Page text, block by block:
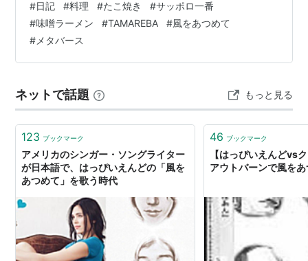
_20260514 （たこ焼きでしゅ。） Second LifeにINして
TAMAREBAさんにお邪魔しました。 SL_20260514-1 い
つも流行っています。 私です。 SL_20260514-2 美憂マ
マです。 SL_20260514-3 ＊＊＊…
#日記 #料理 #たこ焼き #サッポロ一番
#味噌ラーメン #TAMAREBA #風をあつめて
# メタバース
ネットで話題 もっと見る
123 ブックマーク
アメリカのシンガー・ソングライター
が日本語で、はっぴいえんどの「風を
あつめて」を歌う時代
46 ブックマーク
【はっぴいえんどvs
アウトバーンで風を